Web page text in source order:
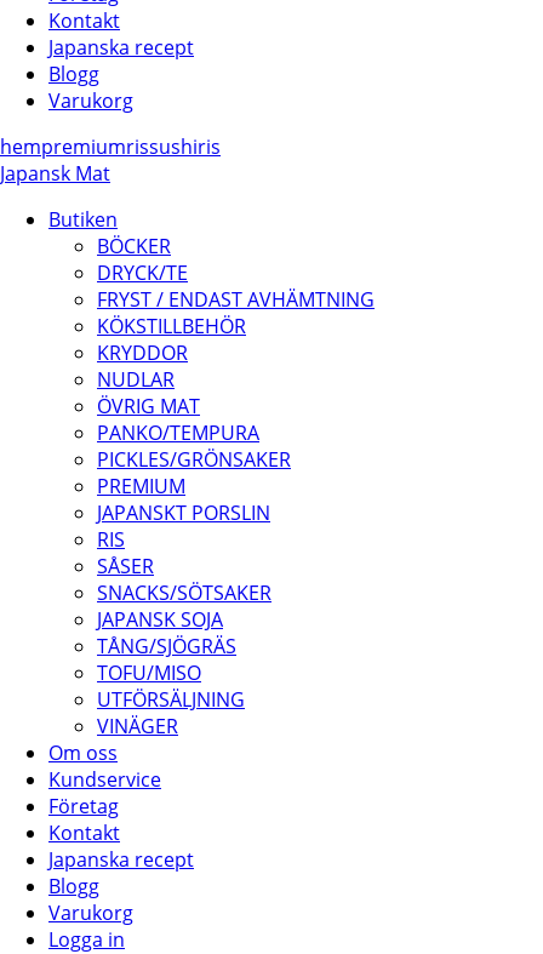
Kontakt
Japanska recept
Blogg
Varukorg
hempremiumrissushiris
Japansk Mat
Butiken
BÖCKER
DRYCK/TE
FRYST / ENDAST AVHÄMTNING
KÖKSTILLBEHÖR
KRYDDOR
NUDLAR
ÖVRIG MAT
PANKO/TEMPURA
PICKLES/GRÖNSAKER
PREMIUM
JAPANSKT PORSLIN
RIS
SÅSER
SNACKS/SÖTSAKER
JAPANSK SOJA
TÅNG/SJÖGRÄS
TOFU/MISO
UTFÖRSÄLJNING
VINÄGER
Om oss
Kundservice
Företag
Kontakt
Japanska recept
Blogg
Varukorg
Logga in